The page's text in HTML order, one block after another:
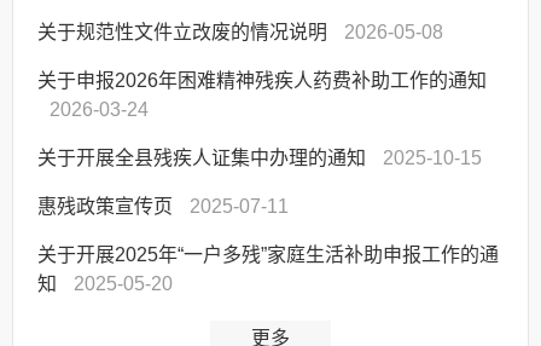
关于规范性文件立改废的情况说明 2026-05-08
关于申报2026年困难精神残疾人药费补助工作的通知
2026-03-24
关于开展全县残疾人证集中办理的通知 2025-10-15
惠残政策宣传页 2025-07-11
关于开展2025年“一户多残”家庭生活补助申报工作的通
知
2025-05-20
更多